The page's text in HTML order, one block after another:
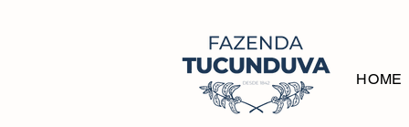
HOME